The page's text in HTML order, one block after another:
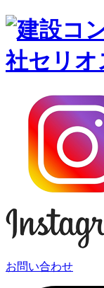
お問い合わせ